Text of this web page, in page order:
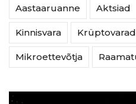
Aastaaruanne Aktsiad
Kinnisvara Krüptovarad
Mikroettevõtja